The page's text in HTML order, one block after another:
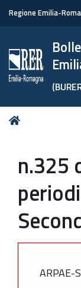
Regione Emilia-
Tu
n.325
ARPAE-